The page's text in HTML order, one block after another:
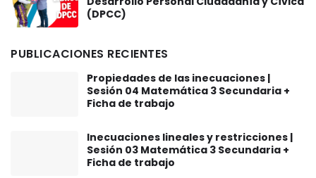
(DPCC)
PUBLICACIONES RECIENTES
Propiedades de las inecuaciones |
Sesión 04 Matemática 3 Secundaria +
Ficha de trabajo
Inecuaciones lineales y restricciones |
Sesión 03 Matemática 3 Secundaria +
Ficha de trabajo